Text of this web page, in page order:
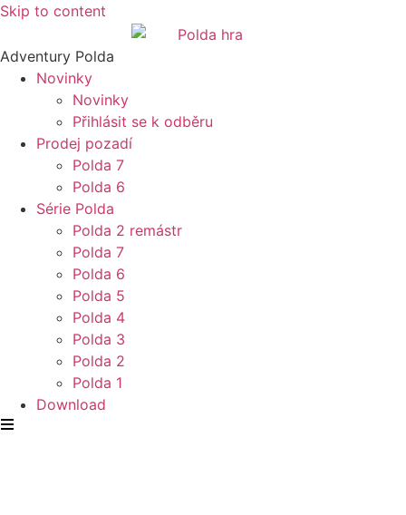
Skip to content
Adventury Polda
Novinky
Novinky
Přihlásit se k odběru
Prodej pozadí
Polda 7
Polda 6
Série Polda
Polda 2 remástr
Polda 7
Polda 6
Polda 5
Polda 4
Polda 3
Polda 2
Polda 1
Download